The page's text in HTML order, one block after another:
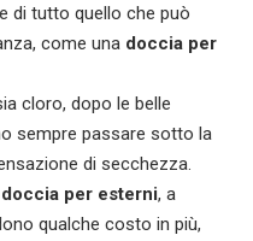
e di tutto quello che può
come una doccia per
cloro, dopo le belle
sempre passare sotto la
di secchezza.
doccia per esterni, a
qualche costo in più,